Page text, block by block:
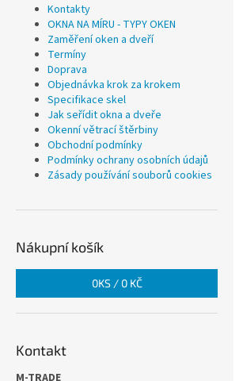
Kontakty
OKNA NA MÍRU - TYPY OKEN
Zaměření oken a dveří
Termíny
Doprava
Objednávka krok za krokem
Specifikace skel
Jak seřídit okna a dveře
Okenní větrací štěrbiny
Obchodní podmínky
Podmínky ochrany osobních údajů
Zásady používání souborů cookies
Nákupní košík
0KS / 0 KČ
Kontakt
M-TRADE